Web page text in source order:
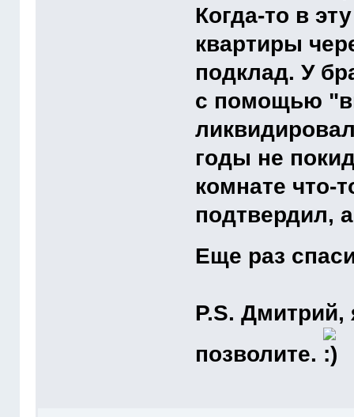
Когда-то в
квартиры
подклад. У
с помощью
годы не
комнате что-
подтвердил,
Еще раз
P.S.
позволите.